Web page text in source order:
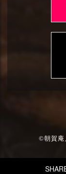
相関図を更
©朝賀庵